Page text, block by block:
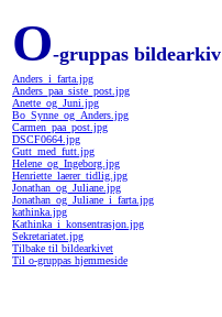
O-gruppas bildearkiv
Anders_i_farta.jpg
Anders_paa_siste_post.jpg
Anette_og_Juni.jpg
Bo_Synne_og_Anders.jpg
Carmen_paa_post.jpg
DSCF0664.jpg
Gutt_med_futt.jpg
Helene_og_Ingeborg.jpg
Henriette_laerer_tidlig.jpg
Jonathan_og_Juliane.jpg
Jonathan_og_Juliane_i_farta.jpg
kathinka.jpg
Kathinka_i_konsentrasjon.jpg
Sekretariatet.jpg
Tilbake til bildearkivet
Til o-gruppas hjemmeside